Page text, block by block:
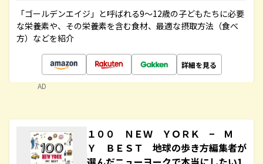
「ゴールデンエイジ」と呼ばれる9～12歳の子どもたちに必要
な栄養素や、その栄養素を含む食材、最適な摂取方法（食べ
方）などを紹介
詳細を見る
AD
１００ ＮＥＷ ＹＯＲＫ − Ｍ
Ｙ ＢＥＳＴ 地球の歩き方編集者が